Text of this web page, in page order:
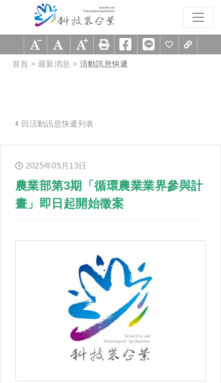
跳到主要內容區塊
首頁 最新消息 活動訊息快遞
回活動訊息快遞列表
2025年05 月 13 日
農業部第3期「循環農業業界參與計
畫」即日起開始徵案